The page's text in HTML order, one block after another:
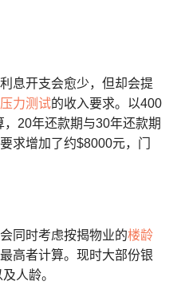
息开支会愈少，但却会提
压力测试的收入要求。以400
20年还款期与30年还款期
求增加了约$8000元，门
同时考虑按揭物业的楼龄
高者计算。现时大部份银
人龄。